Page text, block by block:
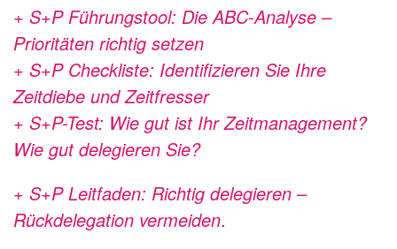
+ S+P Führungstool: Die ABC-Analyse –
Prioritäten richtig setzen
+ S+P Checkliste: Identifizieren Sie Ihre
Zeitdiebe und Zeitfresser
+ S+P-Test: Wie gut ist Ihr Zeitmanagement?
Wie gut delegieren Sie?
+ S+P Leitfaden: Richtig delegieren –
Rückdelegation vermeiden.